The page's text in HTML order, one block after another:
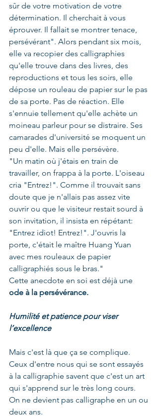
sûr de votre motivation de votre
détermination. Il cherchait à vous
éprouver. Il fallait se montrer tenace,
persévérant". Alors pendant six mois,
elle va recopier des calligraphies
qu'elle trouve dans des livres, des
reproductions et tous les soirs, elle
dépose un rouleau de papier sur le pas
de sa porte. Pas de réaction. Elle
s'ennuie tellement qu'elle achète un
moineau parleur pour se distraire. Ses
camarades d'université se moquent un
peu d'elle. Mais elle persévère.
"Un matin où j'étais en train de
travailler, on frappa à la porte. L'oiseau
cria "Entrez!". Comme il trouvait sans
doute que je n'allais pas assez vite
ouvrir ou que le visiteur restait sourd à
son invitation, il insista en répétant:
"Entrez idiot! Entrez!". J'ouvris la
porte, c'était le maître Huang Yuan
avec mes rouleaux de papier
calligraphiés sous le bras."
Cette anecdote en soi est déjà une
ode à la persévérance.
Humilité et patience pour viser
l’excellence
Mais c'est là que ça se complique.
Ceux d'entre nous qui se sont essayés
à la calligraphie savent que c'est un art
qui s'apprend sur le très long cours.
On ne devient pas calligraphe en un ou
deux ans.